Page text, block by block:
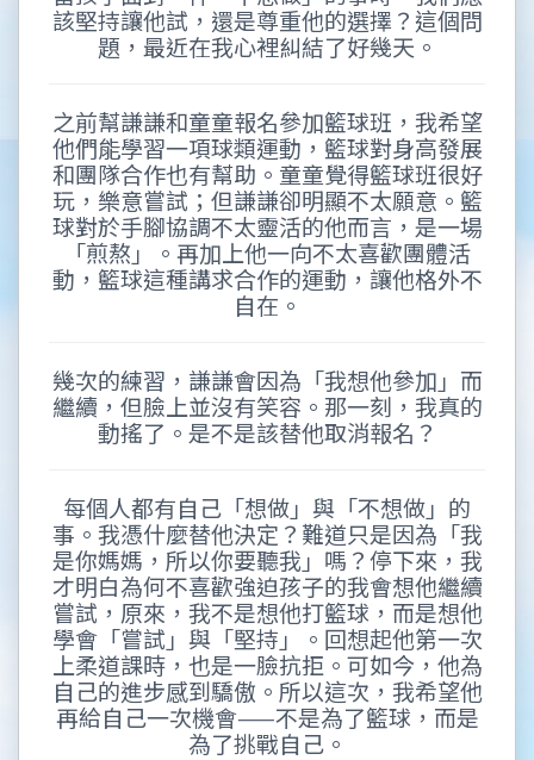
該堅持讓他試，還是尊重他的選擇？這個問
題，最近在我心裡糾結了好幾天。
之前幫謙謙和童童報名參加籃球班，我希望
他們能學習一項球類運動，籃球對身高發展
和團隊合作也有幫助。童童覺得籃球班很好
玩，樂意嘗試；但謙謙卻明顯不太願意。籃
球對於手腳協調不太靈活的他而言，是一場
「煎熬」。再加上他一向不太喜歡團體活
動，籃球這種講求合作的運動，讓他格外不
自在。
幾次的練習，謙謙會因為「我想他參加」而
繼續，但臉上並沒有笑容。那一刻，我真的
動搖了。是不是該替他取消報名？
每個人都有自己「想做」與「不想做」的
事。我憑什麼替他決定？難道只是因為「我
是你媽媽，所以你要聽我」嗎？停下來，我
才明白為何不喜歡強迫孩子的我會想他繼續
嘗試，原來，我不是想他打籃球，而是想他
學會「嘗試」與「堅持」。回想起他第一次
上柔道課時，也是一臉抗拒。可如今，他為
自己的進步感到驕傲。所以這次，我希望他
再給自己一次機會——不是為了籃球，而是
為了挑戰自己。